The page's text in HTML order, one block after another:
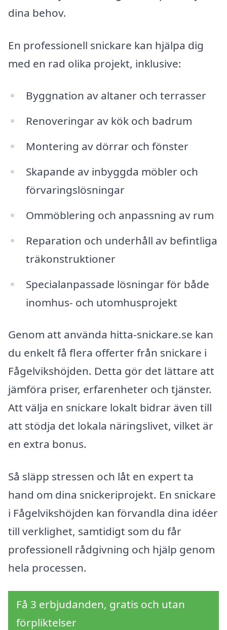
dina behov.
En professionell snickare kan hjälpa dig
med en rad olika projekt, inklusive:
Byggnation av altaner och terrasser
Renoveringar av kök och badrum
Montering av dörrar och fönster
Skapande av inbyggda möbler och
förvaringslösningar
Ommöblering och anpassning av rum
Reparation och underhåll av befintliga
träkonstruktioner
Specialanpassade lösningar för både
inomhus- och utomhusprojekt
Genom att använda hitta-snickare.se kan
du enkelt få flera offerter från snickare i
Fågelvikshöjden. Detta gör det lättare att
jämföra priser, erfarenheter och tjänster.
Att välja en snickare lokalt bidrar även till
att stödja det lokala näringslivet, vilket är
en extra bonus.
Så släpp stressen och låt en expert ta
hand om dina snickeriprojekt. En snickare
i Fågelvikshöjden kan förvandla dina idéer
till verklighet, samtidigt som du får
professionell rådgivning och hjälp genom
hela processen.
Få 3 erbjudanden, gratis och utan
förpliktelser